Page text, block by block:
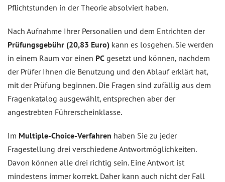
Pflichtstunden in der Theorie absolviert haben.
Nach Aufnahme Ihrer Personalien und dem Entrichten der
Prüfungsgebühr (20,83 Euro) kann es losgehen. Sie werden
in einem Raum vor einen PC gesetzt und können, nachdem
der Prüfer Ihnen die Benutzung und den Ablauf erklärt hat,
mit der Prüfung beginnen. Die Fragen sind zufällig aus dem
Fragenkatalog ausgewählt, entsprechen aber der
angestrebten Führerscheinklasse.
Im Multiple-Choice-Verfahren haben Sie zu jeder
Fragestellung drei verschiedene Antwortmöglichkeiten.
Davon können alle drei richtig sein. Eine Antwort ist
mindestens immer korrekt. Daher kann auch nicht der Fall